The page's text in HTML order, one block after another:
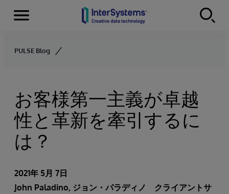
Skip to content
Menu
PULSE Blog
お客様第一主義が卓越
性と革新を牽引するに
は？
2021年 5月 7日
John Paladino, ジョン・パラディノ クライアントサ